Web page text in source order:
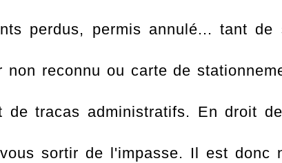
perdus, permis annulé... tant de
reconnu ou carte de
de tracas administratifs. En droit
sortir de l'impasse. Il est donc